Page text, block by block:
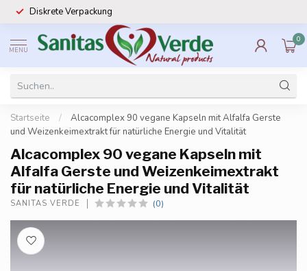
Diskrete Verpackung
MENU
0
Startseite /
Alcacomplex 90 vegane Kapseln mit Alfalfa Gerste
und Weizenkeimextrakt für natürliche Energie und Vitalität
Alcacomplex 90 vegane Kapseln mit
Alfalfa Gerste und Weizenkeimextrakt
für natürliche Energie und Vitalität
SANITAS VERDE (0)